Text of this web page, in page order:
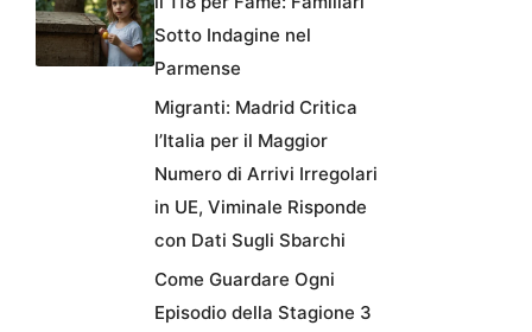
Sotto Indagine nel
Parmense
Migranti: Madrid Critica
l’Italia per il Maggior
Numero di Arrivi Irregolari
in UE, Viminale Risponde
con Dati Sugli Sbarchi
Come Guardare Ogni
Episodio della Stagione 3